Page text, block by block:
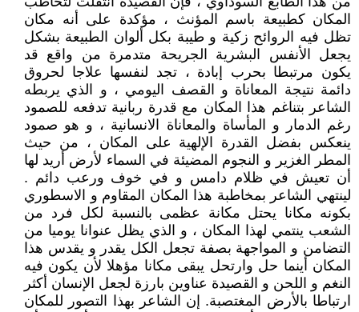
المكان كطبيعة باسم المؤنث ، مؤكدة على أنه مكان
تظل فيه الروائح زكية و طيبة بكل ألوان الطبيعة بشكل
يجعل الأنفس البشرية الجريحة متدمرة من واقع قد
يكون مرتبطا بحرب إبادة ، تجد لنفسها علاجا لحروق
دائمة نتيجة المعاناة و القصف اليومي ، و الذي يربطه
الشاعر بتناغم هذا المكان مع قدرة ربانية تدفعه للصمود
رغم الدمار و المأساة والمعاناة الانسانية ، و هو صمود
ينعكس بفضل القدرة الإلهية على المكان ، من حيث
المطر الغزير و النجوم المضيئة في السماء لأرض أريد لها
أن تعيش في ظلام دامس و في خوف ورعب دائم .
لينتهي الشاعر بمخاطبة هذا المكان المقاوم و الاسطوري
بكونه مكانا يحتل مكانة عظمى بالنسبة لكل فرد من
الشعب ينتمي لهذا المكان ، و الذي يظل عنوانا يوميا من
التضامن و المواجهة بصفة تجعل الكل يقدر و يقدس هذا
المكان أينما حل وارتحل يبقى مكانا مؤهلا لأن يكون فيه
النغم و اللحن و القصيدة عناوين بارزة لجعل الإنسان أكثر
ارتباطا بالأرض المغتصبة. إن الشاعر بهذا التصور للمكان